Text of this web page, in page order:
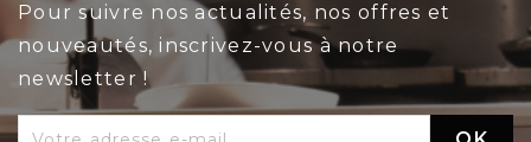
Pour suivre nos actualités, nos offres et
nouveautés, inscrivez-vous à notre
newsletter !